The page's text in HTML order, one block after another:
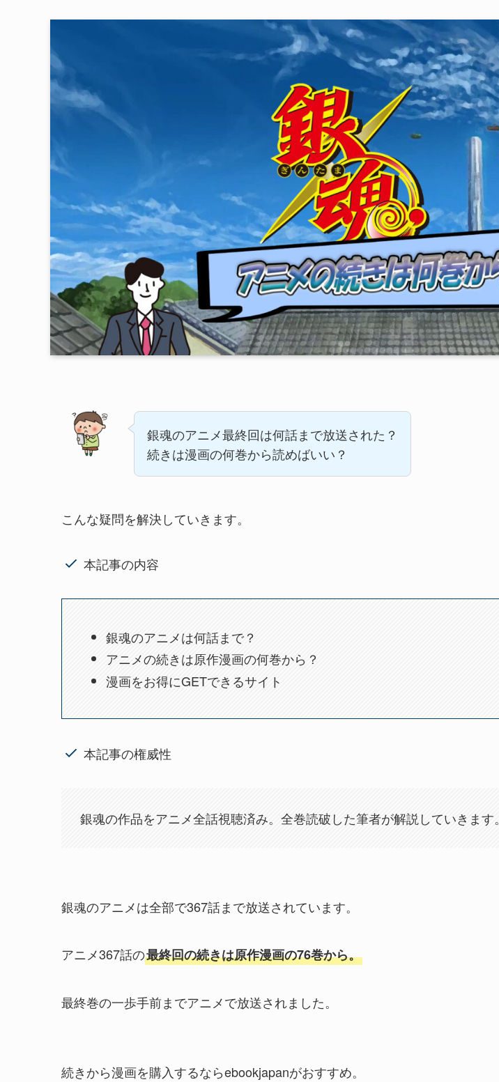
銀魂のアニメ最終回は何話まで放送された？
続きは漫画の何巻から読めばいい？
こんな疑問を解決していきます。
本記事の内容
銀魂のアニメは何話まで？
アニメの続きは原作漫画の何巻から？
漫画をお得にGETできるサイト
本記事の権威性
銀魂の作品をアニメ全話視聴済み。全巻読破した筆者が解説していきます。
銀魂のアニメは全部で367話まで放送されています。
アニメ367話の最終回の続きは原作漫画の76巻から。
最終巻の一歩手前までアニメで放送されました。
続きから漫画を購入するならebookjapanがおすすめ。